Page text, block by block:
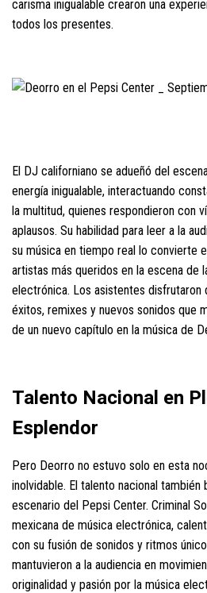
carisma inigualable crearon una
todos los presentes.
El DJ californiano se adueñó del
energía inigualable, interactuando
la multitud, quienes respondieron con
aplausos. Su habilidad para leer a la
su música en tiempo real lo convierte
artistas más queridos en la escena de
electrónica. Los asistentes disfrutaron
éxitos, remixes y nuevos sonidos que
de un nuevo capítulo en la música de
Talento Nacional en
Esplendor
Pero Deorro no estuvo solo en esta
inolvidable. El talento nacional también
escenario del Pepsi Center. Criminal
mexicana de música electrónica,
con su fusión de sonidos y ritmos
mantuvieron a la audiencia en
originalidad y pasión por la música